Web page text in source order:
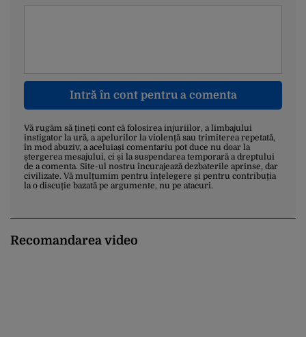
Intră în cont pentru a comenta
Vă rugăm să țineți cont că folosirea injuriilor, a limbajului
instigator la ură, a apelurilor la violență sau trimiterea repetată,
în mod abuziv, a aceluiași comentariu pot duce nu doar la
ștergerea mesajului, ci și la suspendarea temporară a dreptului
de a comenta. Site-ul nostru încurajează dezbaterile aprinse, dar
civilizate. Vă mulțumim pentru înțelegere și pentru contribuția
la o discuție bazată pe argumente, nu pe atacuri.
Recomandarea video